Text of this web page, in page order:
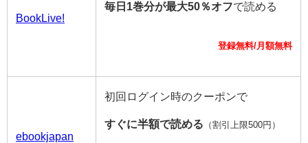
BookLive!
毎日1巻分が最大50％オフで読める
登録無料/月額無料
ebookjapan
初回ログイン時のクーポンで
すぐに半額で読める （割引上限500円）